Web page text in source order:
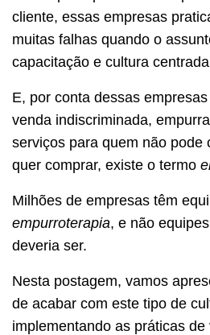
cliente, essas empresas
muitas falhas quando o
capacitação e cultura
E, por conta dessas
venda indiscriminada,
serviços para quem não pode
quer comprar, existe o termo
Milhões de empresas têm
empurroterapia, e não
deveria ser.
Nesta postagem, vamos
de acabar com este tipo de
implementando as práticas de